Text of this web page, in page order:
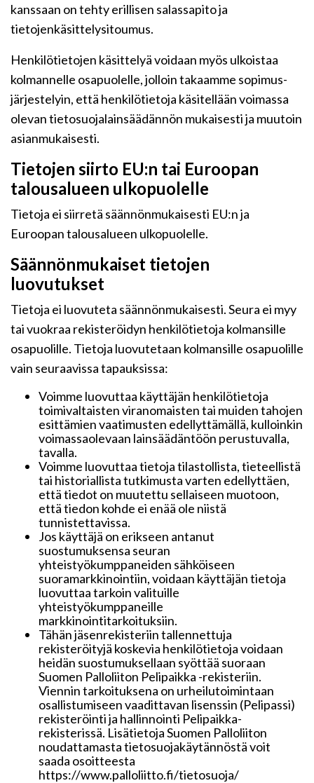
kanssaan on tehty erillisen salassapito ja
tietojenkäsittelysitoumus.
Henkilötietojen käsittelyä voidaan myös ulkoistaa
kolmannelle osapuolelle, jolloin takaamme sopimus-
järjestelyin, että henkilötietoja käsitellään voimassa
olevan tietosuojalainsäädännön mukaisesti ja muutoin
asianmukaisesti.
Tietojen siirto EU:n tai Euroopan
talousalueen ulkopuolelle
Tietoja ei siirretä säännönmukaisesti EU:n ja
Euroopan talousalueen ulkopuolelle.
Säännönmukaiset tietojen
luovutukset
Tietoja ei luovuteta säännönmukaisesti. Seura ei myy
tai vuokraa rekisteröidyn henkilötietoja kolmansille
osapuolille. Tietoja luovutetaan kolmansille osapuolille
vain seuraavissa tapauksissa:
Voimme luovuttaa käyttäjän henkilötietoja
toimivaltaisten viranomaisten tai muiden tahojen
esittämien vaatimusten edellyttämällä, kulloinkin
voimassaolevaan lainsäädäntöön perustuvalla,
tavalla.
Voimme luovuttaa tietoja tilastollista, tieteellistä
tai historiallista tutkimusta varten edellyttäen,
että tiedot on muutettu sellaiseen muotoon,
että tiedon kohde ei enää ole niistä
tunnistettavissa.
Jos käyttäjä on erikseen antanut
suostumuksensa seuran
yhteistyökumppaneiden sähköiseen
suoramarkkinointiin, voidaan käyttäjän tietoja
luovuttaa tarkoin valituille
yhteistyökumppaneille
markkinointitarkoituksiin.
Tähän jäsenrekisteriin tallennettuja
rekisteröityjä koskevia henkilötietoja voidaan
heidän suostumuksellaan syöttää suoraan
Suomen Palloliiton Pelipaikka -rekisteriin.
Viennin tarkoituksena on urheilutoimintaan
osallistumiseen vaadittavan lisenssin (Pelipassi)
rekisteröinti ja hallinnointi Pelipaikka-
rekisterissä. Lisätietoja Suomen Palloliiton
noudattamasta tietosuojakäytännöstä voit
saada osoitteesta
https://www.palloliitto.fi/tietosuoja/